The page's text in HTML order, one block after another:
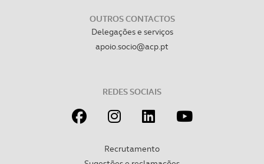
OUTROS CONTACTOS
Delegações e serviços
apoio.socio@acp.pt
REDES SOCIAIS
Recrutamento